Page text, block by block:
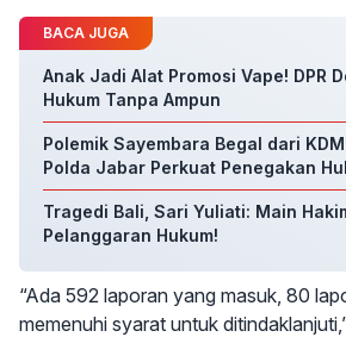
BACA JUGA
Anak Jadi Alat Promosi Vape! DPR
Hukum Tanpa Ampun
Polemik Sayembara Begal dari
Polda Jabar Perkuat Penegakan
Tragedi Bali, Sari Yuliati: Main
Pelanggaran Hukum!
“Ada 592 laporan yang masuk, 80
memenuhi syarat untuk